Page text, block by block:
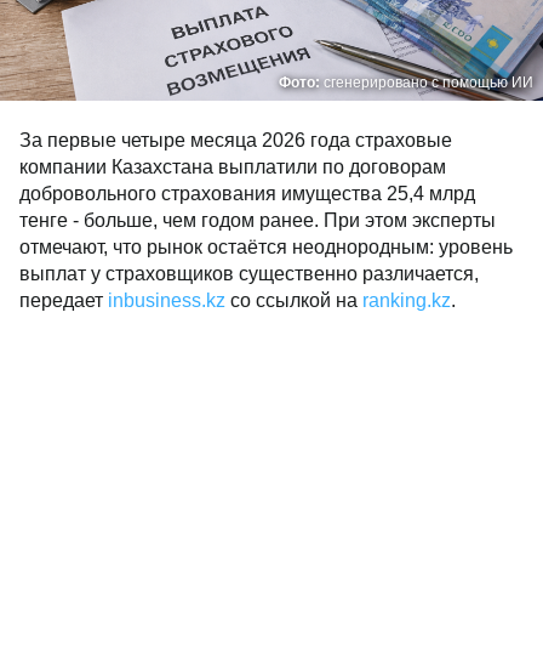
Фото: сгенерировано с помощью ИИ
За первые четыре месяца 2026 года страховые
компании Казахстана выплатили по договорам
добровольного страхования имущества 25,4 млрд
тенге - больше, чем годом ранее. При этом эксперты
отмечают, что рынок остаётся неоднородным: уровень
выплат у страховщиков существенно различается,
передает inbusiness.kz со ссылкой на ranking.kz.